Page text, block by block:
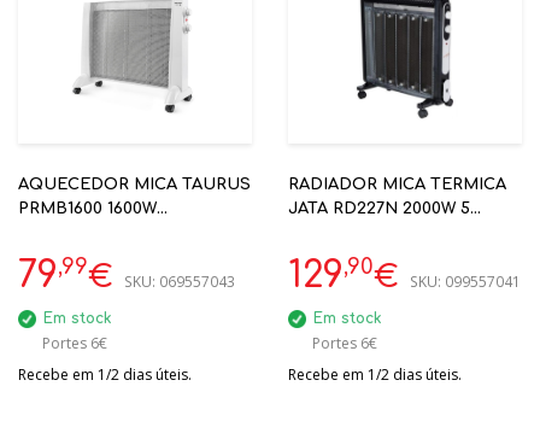
AQUECEDOR MICA TAURUS
PRMB1600 1600W
79,99€ SKU: 069557043
Em stock
Portes 6€
Recebe em 1/2 dias úteis.
RADIADOR MICA TERMICA
JATA RD227N 2000W 5
129,90€ SKU: 099557041
Em stock
Portes 6€
Recebe em 1/2 dias úteis.